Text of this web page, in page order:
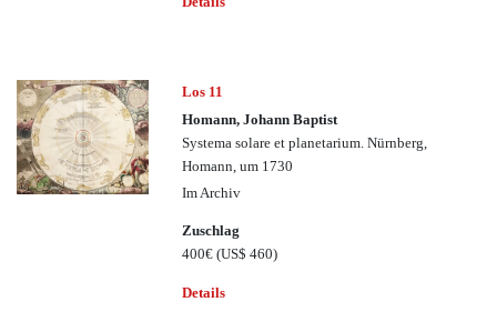
Los 11
Homann, Johann Baptist
Systema solare et planetarium. Nürnberg,
Homann, um 1730
Im Archiv
Zuschlag
400€(US$ 460)
Details